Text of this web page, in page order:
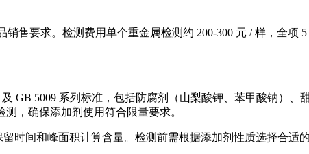
售要求。检测费用单个重金属检测约 200-300 元 / 样，全项
GB 5009 系列标准，包括防腐剂（山梨酸钾、苯甲酸钠）
，确保添加剂使用符合限量要求。
时间和峰面积计算含量。检测前需根据添加剂性质选择合适